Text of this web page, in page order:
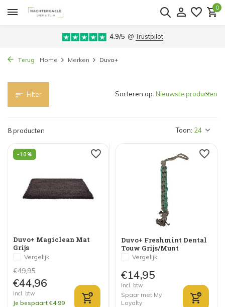
0
4.9/5 @Trustpilot
Terug Home Merken Duvo+
Filter
8 producten Toon:
Sorteren op:
-10%
Duvo+ Magiclean Mat
Grijs
Vergelijk
€49,95
€44,96
Incl. btw
Je bespaart €4,99
Duvo+ Freshmint Dental
Touw Grijs/Munt
Vergelijk
€14,95
Incl. btw
Spaar met My
Loyalty